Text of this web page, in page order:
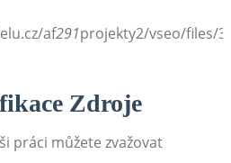
af291projekty2/vseo/files/
Zdroje
práci můžete zvažovat